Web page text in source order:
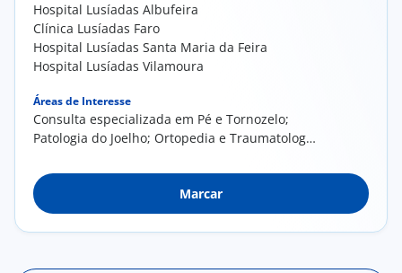
Hospital Lusíadas Albufeira
Clínica Lusíadas Faro
Hospital Lusíadas Santa Maria da Feira
Hospital Lusíadas Vilamoura
Áreas de Interesse
Consulta especializada em Pé e Tornozelo;
Patologia do Joelho; Ortopedia e Traumatologia
desportivas; Cirurgia artroscópica; Cirurgia
percutânea e mini-invasiva; Artroplastias
(próteses anca, joelho, ombro e tornozelo)
Marcar